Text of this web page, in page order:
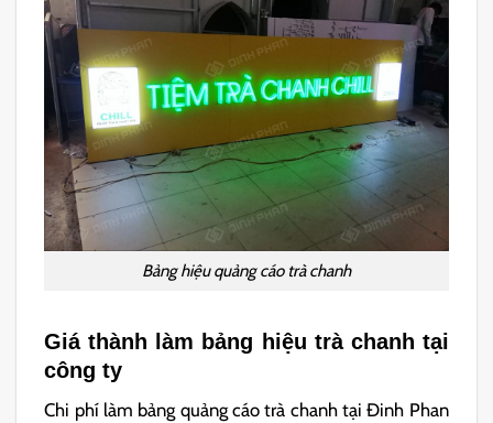
Bảng hiệu quảng cáo trà chanh
Giá thành làm bảng hiệu trà chanh tại
công ty
Chi phí làm bảng quảng cáo trà chanh tại Đinh Phan